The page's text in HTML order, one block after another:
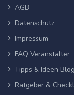
AGB
Datenschutz
Impressum
FAQ Veranstalter
Tipps & Ideen Blog
Ratgeber &